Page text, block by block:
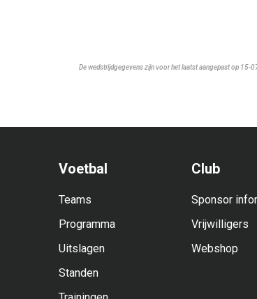
De wedstrijdgegevens zijn voor het laatst aangepast op 15-
Voetbal
Teams
Programma
Uitslagen
Standen
Club
Sponsor
Vrijwilligers
Webshop